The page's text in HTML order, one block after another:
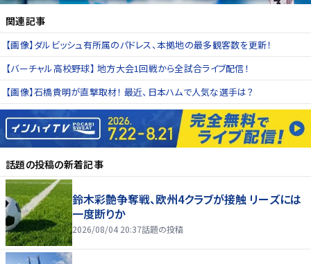
関連記事
【画像】ダルビッシュ有所属のパドレス、本拠地の最多観客数を更新！
【バーチャル高校野球】 地方大会1回戦から全試合ライブ配信！
【画像】石橋貴明が直撃取材！ 最近、日本ハムで人気な選手は？
話題の投稿の新着記事
鈴木彩艶争奪戦、欧州4クラブが接触 リーズには
一度断りか
2026/08/04 20:37話題の投稿